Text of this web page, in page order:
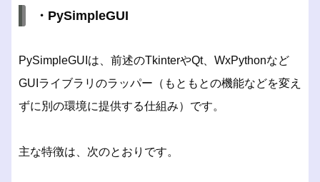
・PySimpleGUI
PySimpleGUIは、前述のTkinterやQt、WxPythonなど
GUIライブラリのラッパー（もともとの機能などを変え
ずに別の環境に提供する仕組み）です。
主な特徴は、次のとおりです。